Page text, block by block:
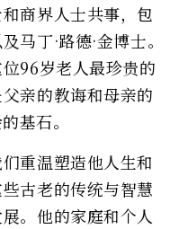
商界人士共事，包
马丁·路德·金博士。
96岁老人最珍贵的
亲的教诲和母亲的
基石。
重温塑造他人生和
古老的传统与智慧
。他的家庭和个人